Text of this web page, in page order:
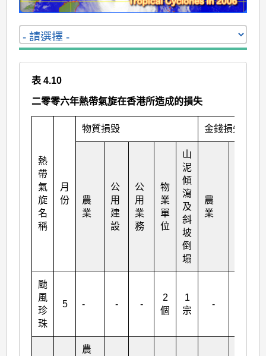
表 4.10
二零零六年熱帶氣旋在香港所造成的損失
熱
帶
氣
旋
名
稱
月
份
物質損毀 金錢損失（百
農
業
公
用
建
設
公
用
業
務
物
業
單
位
山
泥
傾
瀉
及
斜
坡
倒
塌
農
業
颱
風
珍
珠
5 - - -
2
個
1
宗
-
農